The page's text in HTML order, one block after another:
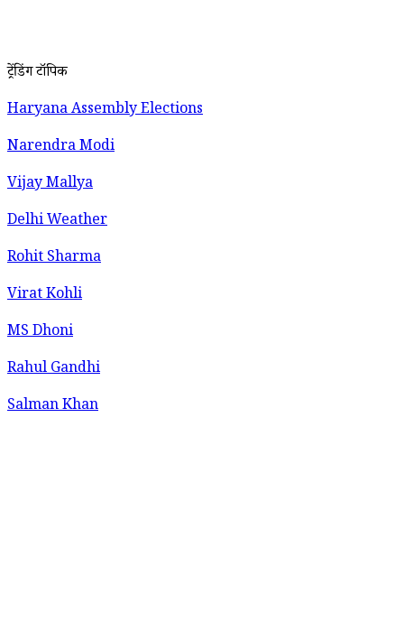
ट्रेंडिंग टॉपिक
Haryana Assembly Elections
Narendra Modi
Vijay Mallya
Delhi Weather
Rohit Sharma
Virat Kohli
MS Dhoni
Rahul Gandhi
Salman Khan